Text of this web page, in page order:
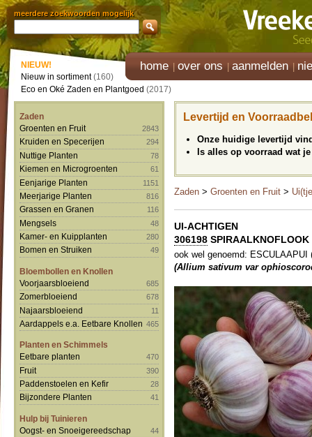
meerdere zoekwoorden mogelijk
home over ons aanmelden
NIEUW!
Nieuw in sortiment(160)
Eco en Oké Zaden en Plantgoed (2017)
Zaden
Groenten en Fruit
2843
Kruiden en Specerijen 294
Nuttige Planten 78
Kiemen en Microgroenten 61
Eenjarige Planten 1151
Meerjarige Planten 816
Grassen en Granen 116
Mengsels 48
Kamer- en Kuipplanten 280
Bomen en Struiken 49
Bloembollen en Knollen
Voorjaarsbloeiend
685
Zomerbloeiend 678
Najaarsbloeiend 11
Aardappels e.a. Eetbare Knollen 465
Planten en Schimmels
Eetbare planten
470
Fruit 390
Paddenstoelen en Kefir 28
Bijzondere Planten 41
Hulp bij Tuinieren
Oogst- en Snoeigereedschap
44
Levertijd en
Onze huidige levertijd
Is alles op voorraad wat
Zaden > Groenten en Fruit >
UI-ACHTIGEN
306198
ook wel genoemd:
(Allium sativum var